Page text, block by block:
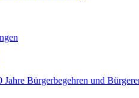
Jahre Bürgerbegehren und